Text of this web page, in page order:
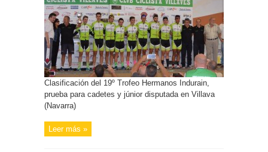
Clasificación del 19º Trofeo Hermanos Indurain,
prueba para cadetes y júnior disputada en Villava
(Navarra)
Leer más »